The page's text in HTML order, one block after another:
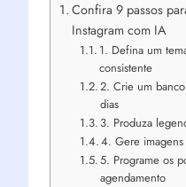
Confira 9 passos
Instagram com IA
1. Defina um
consistente
2. Crie um
dias
3. Produza
4. Gere
5. Programe os
agendamento